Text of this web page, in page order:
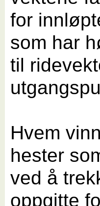
for
som har
til
Hvem
hester
ved å
oppgitte